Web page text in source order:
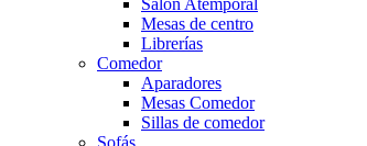
Mesas de centro
Librerías
Comedor
Aparadores
Mesas Comedor
Sillas de comedor
Sofás